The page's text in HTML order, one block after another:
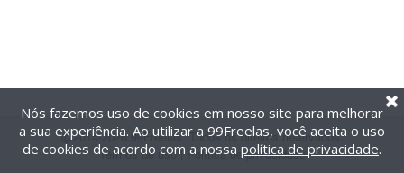
@2014-2026 99Freelas. Todos os direitos reservados.
Termos de uso| Política de privacidade
Nós fazemos uso de cookies em nosso site para melhorar
a sua experiência. Ao utilizar a 99Freelas, você aceita o uso
de cookies de acordo com a nossa política de privacidade.